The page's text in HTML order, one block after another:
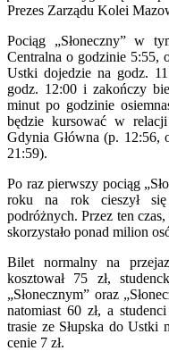
Prezes Zarządu Kolei
Pociąg „Słoneczny” w
Centralna o godzinie 5:55,
Ustki dojedzie na godz.
godz. 12:00 i zakończy
minut po godzinie
będzie kursować w
Gdynia Główna (p. 12:56,
21:59).
Po raz pierwszy pociąg
roku na rok cieszył się
podróżnych. Przez ten
skorzystało ponad milion
Bilet normalny na
kosztował 75 zł,
„Słonecznym” oraz
natomiast 60 zł, a
trasie ze Słupska do Ustki
cenie 7 zł.